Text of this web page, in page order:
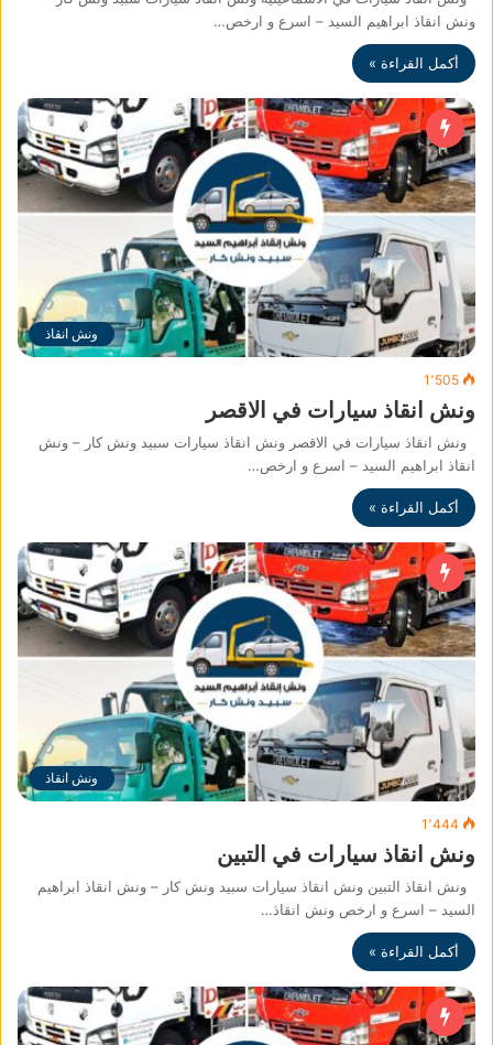
ونش انقاذ ابراهيم السيد – اسرع و ارخص…
أكمل القراءة »
ونش انقاذ
1٬505
ونش انقاذ سيارات في الاقصر
ونش انقاذ سيارات في الاقصر ونش انقاذ سيارات سبيد ونش كار – ونش
انقاذ ابراهيم السيد – اسرع و ارخص…
أكمل القراءة »
ونش انقاذ
1٬444
ونش انقاذ سيارات في التبين
ونش انقاذ التبين ونش انقاذ سيارات سبيد ونش كار – ونش انقاذ ابراهيم
السيد – اسرع و ارخص ونش انقاذ…
أكمل القراءة »